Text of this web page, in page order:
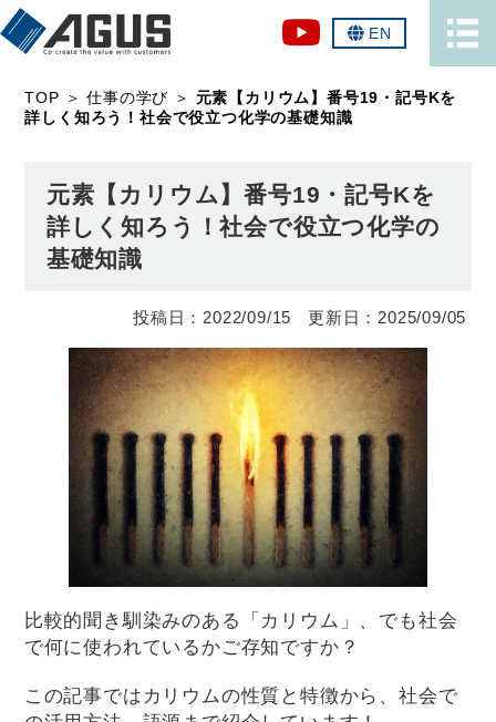
EN
TOP ＞仕事の学び ＞ 元素【カリウム】番号19・記号Kを
詳しく知ろう！社会で役立つ化学の基礎知識
元素【カリウム】番号19・記号Kを
詳しく知ろう！社会で役立つ化学の
基礎知識
2022/09/15 2025/09/05
比較的聞き馴染みのある「カリウム」、でも社会
で何に使われているかご存知ですか？
この記事ではカリウムの性質と特徴から、社会で